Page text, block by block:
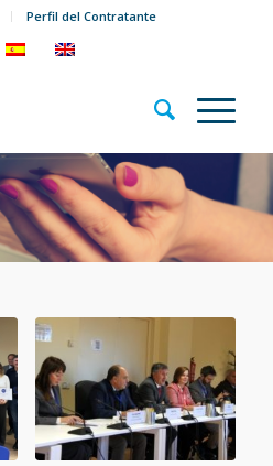
Perfil del Contratante